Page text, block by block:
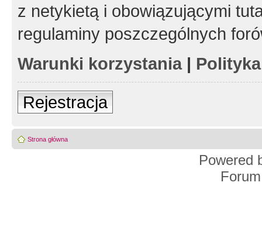
z netykietą i obowiązującymi
regulaminy poszczególnych
Warunki korzystania|
Rejestracja
Strona główna
Powered